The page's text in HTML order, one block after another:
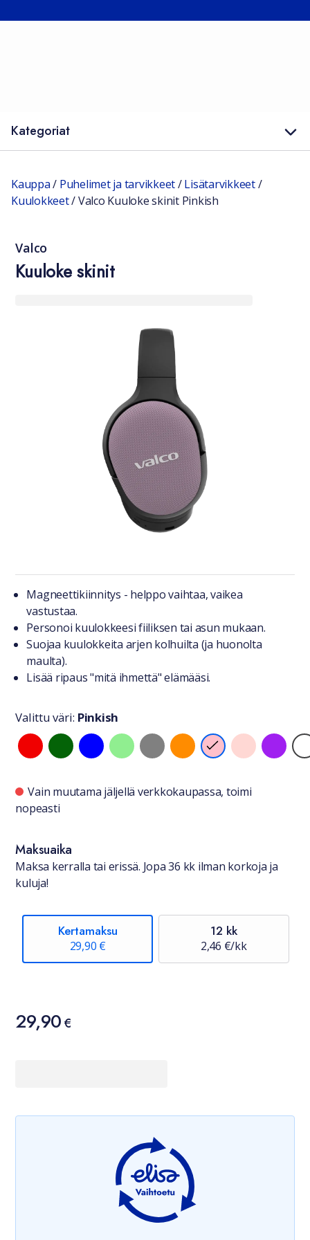
Kategoriat
Kauppa/ Puhelimet ja tarvikkeet/Lisätarvikkeet/
Kuulokkeet/Valco Kuuloke skinit Pinkish
Valco
Kuuloke skinit
Tuotteesta lyhyesti
Magneettikiinnitys - helppo vaihtaa, vaikea
vastustaa.
Personoi kuulokkeesi fiiliksen tai asun mukaan.
Suojaa kuulokkeita arjen kolhuilta (ja huonolta
maulta).
Lisää ripaus "mitä ihmettä" elämääsi.
Valitse väri
Valittu väri: Pinkish
Saatavuustiedot
Vain muutama jäljellä verkkokaupassa, toimi
nopeasti
Maksuaika
Maksa kerralla tai erissä. Jopa 36 kk ilman korkoja ja
kuluja!
Kertamaksu
29,90 €
12 kk
2,46 €/kk
Hinta
29,90 €
29,90€